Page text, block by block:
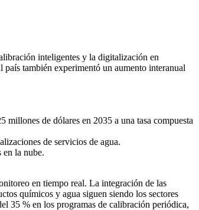
inteligentes y la digitalización en
también experimentó un aumento interanual
de dólares en 2035 a una tasa compuesta
de servicios de agua.
​​en la nube.
en tiempo real. La integración de las
químicos y agua siguen siendo los sectores
35 % en los programas de calibración periódica,